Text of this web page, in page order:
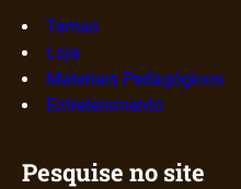
Temas
Loja
Materiais Pedagógicos
Entretenimento
Pesquise no site